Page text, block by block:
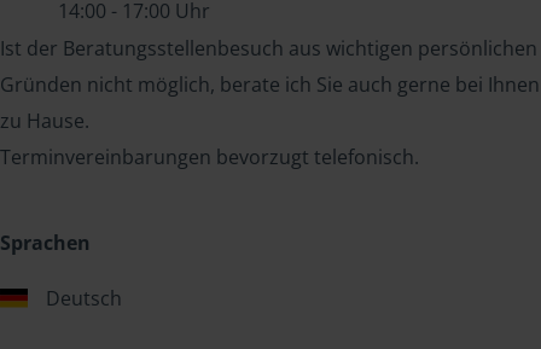
14:00 - 17:00 Uhr
Ist der Beratungsstellenbesuch aus wichtigen persönlichen
Gründen nicht möglich, berate ich Sie auch gerne bei Ihnen
zu Hause.
Terminvereinbarungen bevorzugt telefonisch.
Sprachen
Deutsch